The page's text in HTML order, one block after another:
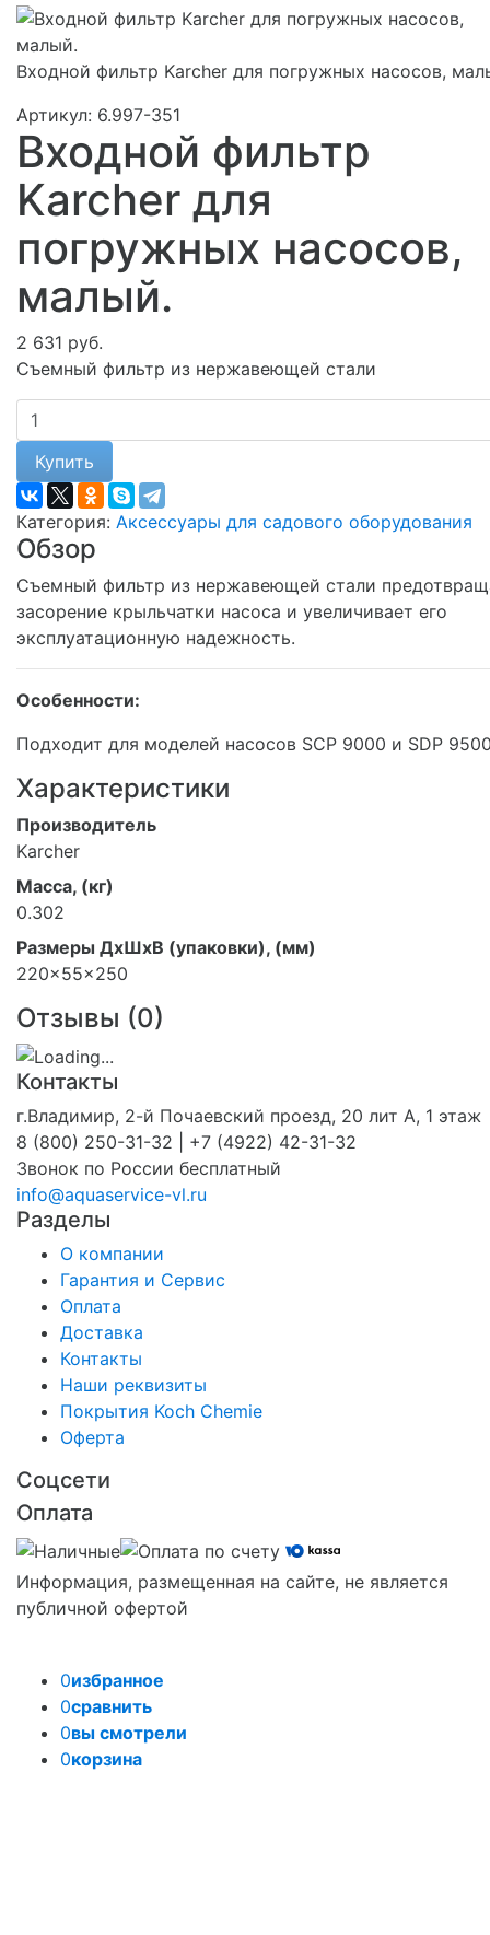
Входной фильтр Karcher для погружных насосов,
Артикул: 6.997-351
Входной фильтр
Karcher для
погружных насосов,
малый.
2 631 руб.
Съемный фильтр из нержавеющей стали
Купить
Категория: Аксессуары для садового оборудования
Обзор
Съемный фильтр из нержавеющей стали
засорение крыльчатки насоса и увеличивает его
эксплуатационную надежность.
Особенности:
Подходит для моделей насосов SCP 9000 и SDP
Характеристики
Производитель
Karcher
Масса, (кг)
0.302
Размеры ДхШхВ (упаковки), (мм)
220x55x250
Отзывы (0)
Контакты
г.Владимир, 2-й Почаевский проезд, 20 лит А, 1 этаж
8 (800) 250-31-32 | +7 (4922) 42-31-32
Звонок по России бесплатный
info@aquaservice-vl.ru
Разделы
О компании
Гарантия и Сервис
Оплата
Доставка
Контакты
Наши реквизиты
Покрытия Koch Chemie
Оферта
Соцсети
Оплата
Информация, размещенная на сайте, не является
публичной офертой
0избранное
0сравнить
0вы смотрели
0корзина